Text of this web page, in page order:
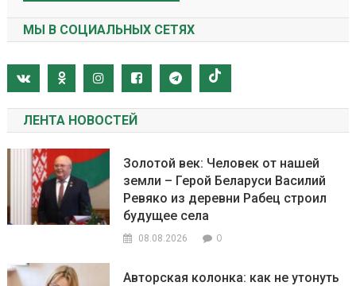
МЫ В СОЦИАЛЬНЫХ СЕТЯХ
ЛЕНТА НОВОСТЕЙ
Золотой век: Человек от нашей
земли – Герой Беларуси Василий
Ревяко из деревни Рабец строил
будущее села
08.08.2026 0
Авторская колонка: как не утонуть